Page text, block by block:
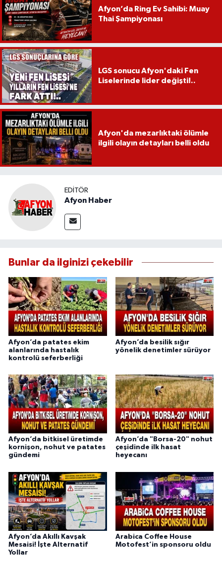
Afyon’da Ring Ev Sahibi: Muay
Thai Şampiyonası
LGS sonucu Afyon'daki Fen
Liselerinde lider değişti!..
Afyon'da mezarlıktaki ölümle
ilgili olayın detayları belli oldu
EDITÖR
Afyon Haber
Bunlar da ilginizi çekebilir
Afyon’da patates ekim
alanlarında hastalık
kontrolü seferberliği
Afyon’da besilik sığır
yönelik denetimler sürüyor
Afyon’da bitkisel üretimde
kornişon, nohut ve patates
gündemi
Afyon’da "Borsa-20" nohut
çeşidinde ilk hasat
heyecanı
Afyon’da Akıllı Kavşak
Mesaisi! İşte Alternatif
Yollar
Arabica Coffee House
Motofest’in sponsoru oldu